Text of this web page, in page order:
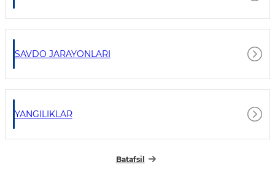
SAVDO JARAYONLARI
YANGILIKLAR
Batafsil